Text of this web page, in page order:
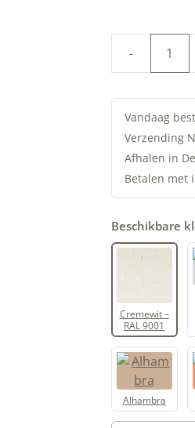
Duurzame
|
Cremewit
RAL
9001
|
Stucco
aantal
Vandaag
Verzending
Afhalen in
Betalen met
Beschikbare
Cremewit –
RAL 9001
Alhambra